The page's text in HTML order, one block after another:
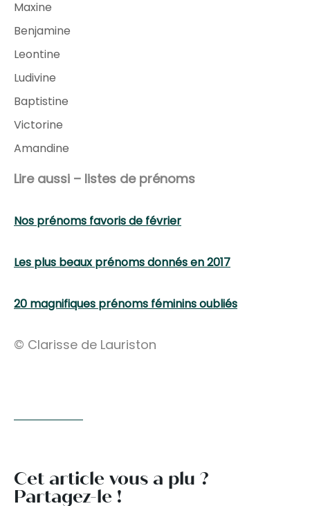
Maxine
Benjamine
Leontine
Ludivine
Baptistine
Victorine
Amandine
Lire aussi – listes de prénoms
Nos prénoms favoris de février
Les plus beaux prénoms donnés en 2017
20 magnifiques prénoms féminins oubliés
© Clarisse de Lauriston
Cet article vous a plu ?
Partagez-le !